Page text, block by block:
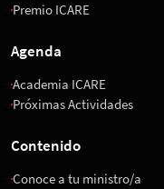
Premio ICARE
Agenda
Academia ICARE
Próximas Actividades
Contenido
Conoce a tu ministro/a